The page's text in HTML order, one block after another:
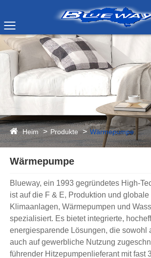
Heim Produkte Wärmepumpe
Wärmepumpe
Blueway, ein 1993 gegründetes High-
ist auf die F & E, Produktion und
Klimaanlagen, Wärmepumpen und
spezialisiert. Es bietet integrierte,
energiesparende Lösungen, die sowohl
auch auf gewerbliche Nutzung
führender Hitzepumpenlieferant mit fast